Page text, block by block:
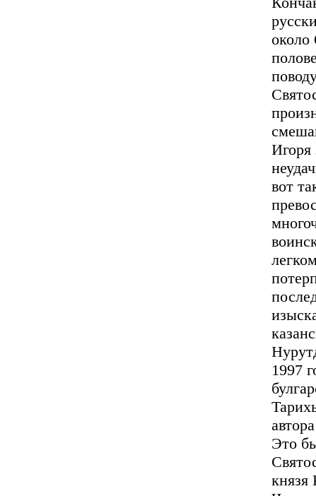
около
Игоря
вот
1997
Это
князя